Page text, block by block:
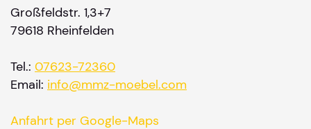
Großfeldstr. 1,3+7
79618 Rheinfelden
Tel.: 07623-72360
Email: info@mmz-moebel.com
Anfahrt per Google-Maps